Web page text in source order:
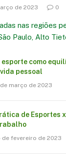
de 2023 0
nas regiões
Paulo, Alto
esporte como
vida pessoal
março de 2023
de Esportes
de fevereiro de 2023